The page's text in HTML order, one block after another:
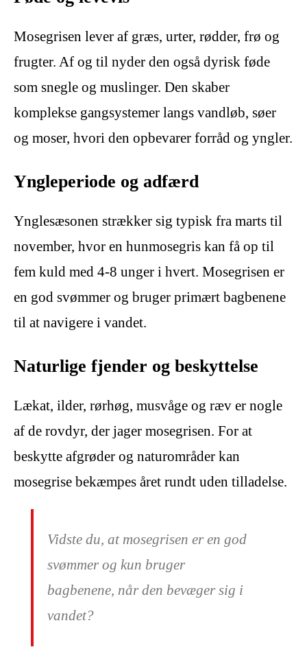
Mosegrisen lever af græs, urter, rødder, frø og
frugter. Af og til nyder den også dyrisk føde
som snegle og muslinger. Den skaber
komplekse gangsystemer langs vandløb, søer
og moser, hvori den opbevarer forråd og yngler.
Yngleperiode og adfærd
Ynglesæsonen strækker sig typisk fra marts til
november, hvor en hunmosegris kan få op til
fem kuld med 4-8 unger i hvert. Mosegrisen er
en god svømmer og bruger primært bagbenene
til at navigere i vandet.
Naturlige fjender og beskyttelse
Lækat, ilder, rørhøg, musvåge og ræv er nogle
af de rovdyr, der jager mosegrisen. For at
beskytte afgrøder og naturområder kan
mosegrise bekæmpes året rundt uden tilladelse.
Vidste du, at mosegrisen er en god
svømmer og kun bruger
bagbenene, når den bevæger sig i
vandet?